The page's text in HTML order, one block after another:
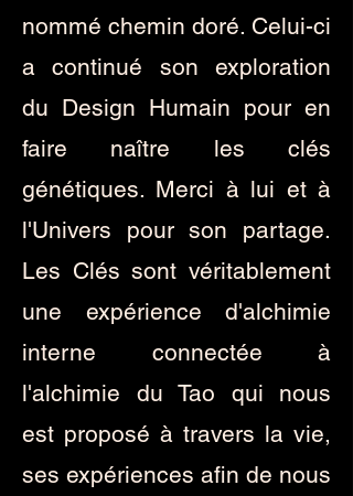
nommé chemin doré. Celui-ci
a continué son exploration
du Design Humain pour en
faire naître les clés
génétiques. Merci à lui et à
l'Univers pour son partage.
Les Clés sont véritablement
une expérience d'alchimie
interne connectée à
l'alchimie du Tao qui nous
est proposé à travers la vie,
ses expériences afin de nous